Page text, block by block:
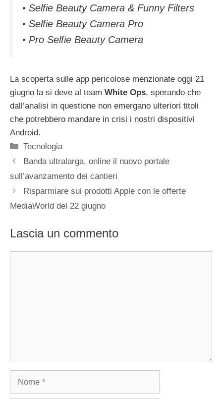
• Selfie Beauty Camera & Funny Filters
• Selfie Beauty Camera Pro
• Pro Selfie Beauty Camera
La scoperta sulle app pericolose menzionate oggi 21
giugno la si deve al team White Ops, sperando che
dall’analisi in questione non emergano ulteriori titoli
che potrebbero mandare in crisi i nostri dispositivi
Android.
Categorie
Tecnologia
Banda ultralarga, online il nuovo portale
sull’avanzamento dei cantieri
Risparmiare sui prodotti Apple con le offerte
MediaWorld del 22 giugno
Lascia un commento